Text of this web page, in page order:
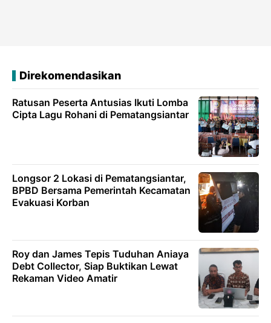
Direkomendasikan
Ratusan Peserta Antusias Ikuti Lomba
Cipta Lagu Rohani di Pematangsiantar
Longsor 2 Lokasi di Pematangsiantar,
BPBD Bersama Pemerintah Kecamatan
Evakuasi Korban
Roy dan James Tepis Tuduhan Aniaya
Debt Collector, Siap Buktikan Lewat
Rekaman Video Amatir